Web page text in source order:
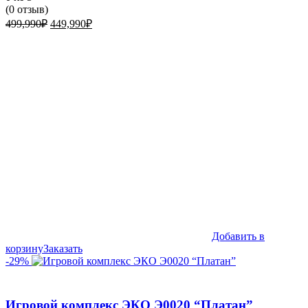
(0 отзыв)
499,990₽ Первоначальная
449,990₽Текущая
Добавить в
корзинуЗаказать
-29%
Игровой комплекс ЭКО Э0020 “Платан”